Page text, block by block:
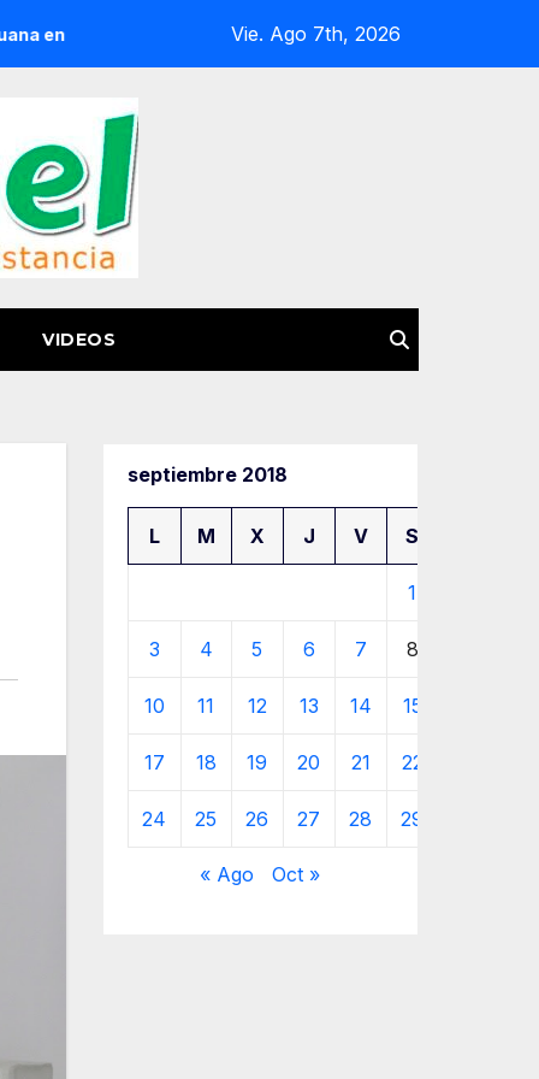
FGE Acerca Atención Especializada a Víctimas
Vie. Ago 7th, 2026
VIDEOS
septiembre 2018
L M X J V S
1
3 4 5 6 7 8
10 11 12 13 14 15
17 18 19 20 21 22
24 25 26 27 28 29
« Ago Oct »